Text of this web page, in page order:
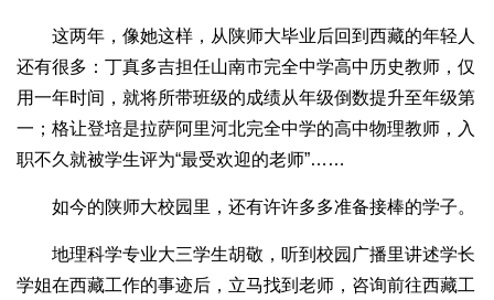
这两年，像她这样，从陕师大毕业后回到西藏的年轻人
还有很多：丁真多吉担任山南市完全中学高中历史教师，仅
用一年时间，就将所带班级的成绩从年级倒数提升至年级第
一；格让登培是拉萨阿里河北完全中学的高中物理教师，入
职不久就被学生评为“最受欢迎的老师”……
如今的陕师大校园里，还有许许多多准备接棒的学子。
地理科学专业大三学生胡敬，听到校园广播里讲述学长
学姐在西藏工作的事迹后，立马找到老师，咨询前往西藏工